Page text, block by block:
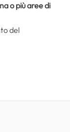
o più aree di
del